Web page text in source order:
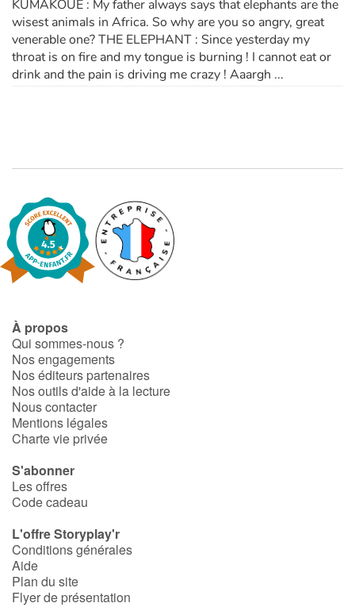
KUMAKOUÉ : My father always says that elephants are the
wisest animals in Africa. So why are you so angry, great
venerable one? THE ELEPHANT : Since yesterday my
throat is on fire and my tongue is burning ! I cannot eat or
drink and the pain is driving me crazy ! Aaargh ...
À propos
Qui sommes-nous ?
Nos engagements
Nos éditeurs partenaires
Nos outils d'aide à la lecture
Nous contacter
Mentions légales
Charte vie privée
S'abonner
Les offres
Code cadeau
L'offre Storyplay'r
Conditions générales
Aide
Plan du site
Flyer de présentation